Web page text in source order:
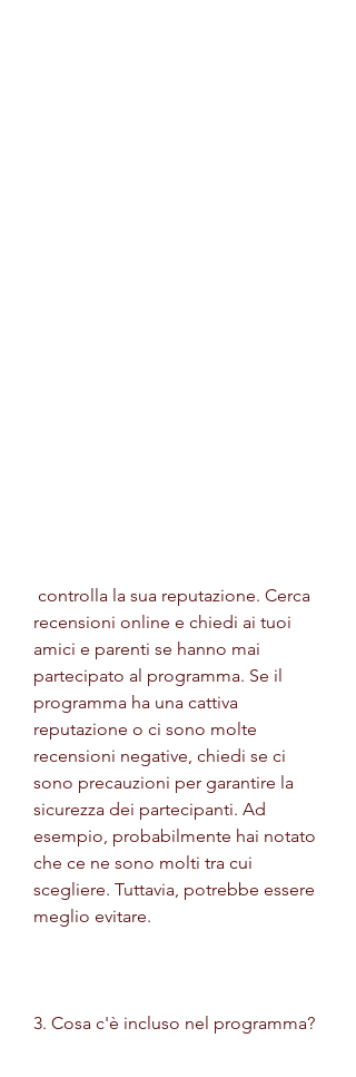
recensioni online e chiedi ai tuoi
amici e parenti se hanno mai
partecipato al programma. Se il
programma ha una cattiva
reputazione o ci sono molte
recensioni negative, chiedi se ci
sono precauzioni per garantire la
sicurezza dei partecipanti. Ad
esempio, probabilmente hai notato
che ce ne sono molti tra cui
scegliere. Tuttavia, potrebbe essere
meglio evitare.
3. Cosa c'è incluso nel programma?